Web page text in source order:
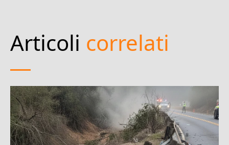
Articoli correlati